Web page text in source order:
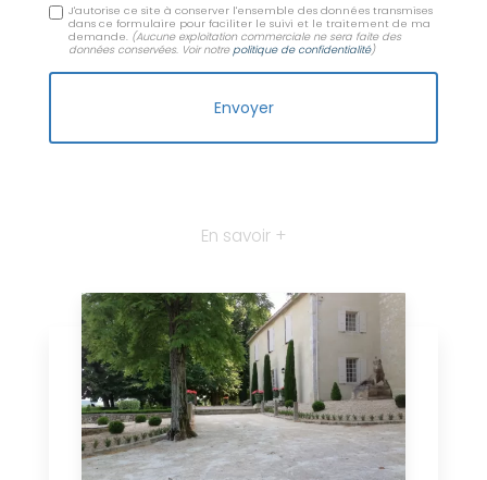
J'autorise ce site à conserver l'ensemble des données transmises
dans ce formulaire pour faciliter le suivi et le traitement de ma
demande. (Aucune exploitation commerciale ne sera faite des
données conservées. Voir notrepolitique de confidentialité)
En savoir +